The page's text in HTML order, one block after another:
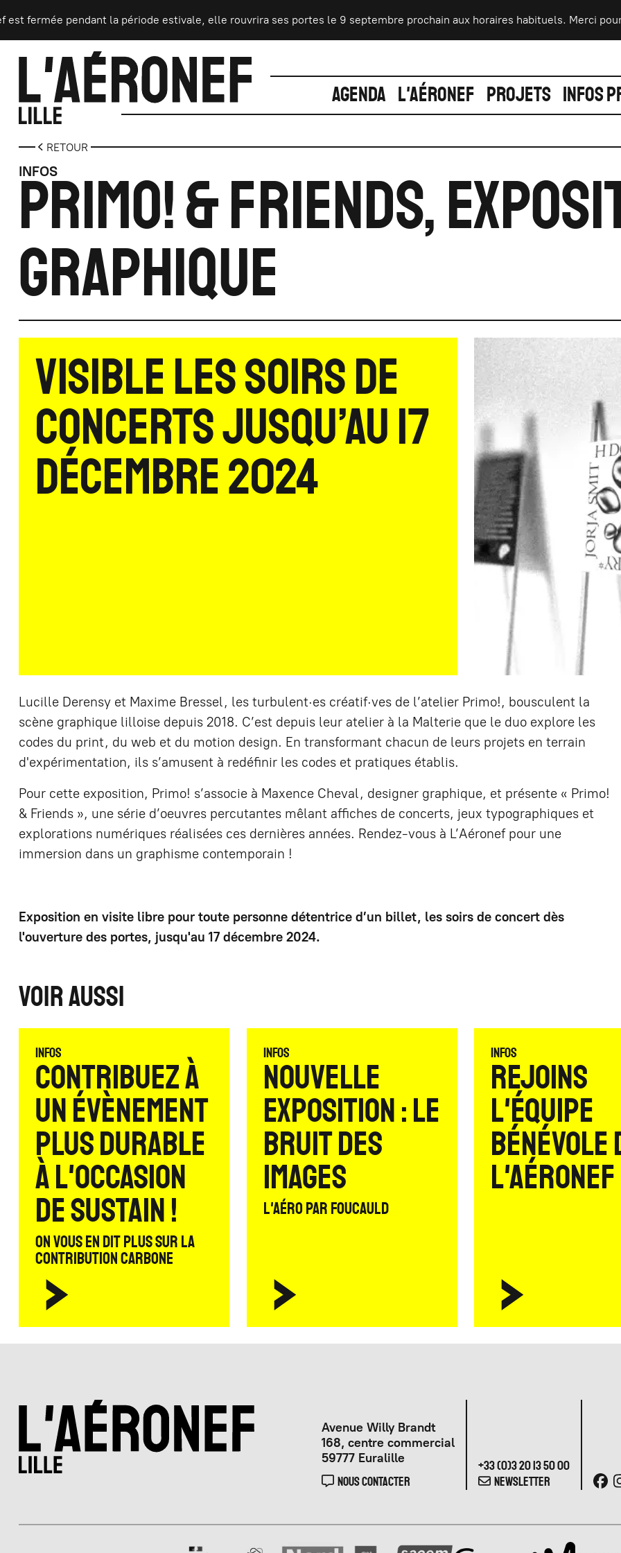
pendant la période estivale, elle rouvrira ses portes le 9 septembre prochain aux horaires habituels. Merci pour
AGENDA L'AÉRONEF PROJETS INFOS
RETOUR
INFOS
PRIMO! & FRIENDS,
graphique
Visible les soirs de
concerts jusqu’au 17
décembre 2024
Lucille Derensy et Maxime Bressel, les turbulent·es créatif·ves de l’atelier Primo!, bousculent la
scène graphique lilloise depuis 2018. C’est depuis leur atelier à la Malterie que le duo explore les
codes du print, du web et du motion design. En transformant chacun de leurs projets en terrain
d'expérimentation, ils s’amusent à redéfinir les codes et pratiques établis.
Pour cette exposition, Primo! s’associe à Maxence Cheval, designer graphique, et présente « Primo!
& Friends », une série d’oeuvres percutantes mêlant affiches de concerts, jeux typographiques et
explorations numériques réalisées ces dernières années. Rendez-vous à L’Aéronef pour une
immersion dans un graphisme contemporain !
Exposition en visite libre pour toute personne détentrice d’un billet, les soirs de concert dès
l'ouverture des portes, jusqu'au 17 décembre 2024.
Voir aussi
Infos
Contribuez à
un évènement
plus durable
à l'occasion
de Sustain !
On vous en dit plus sur la
contribution carbone
Infos
Nouvelle
exposition : Le
bruit des
images
L'Aéro par Foucauld
Infos
Rejoins
l'équipe
bénévole
L'Aéronef
Avenue Willy Brandt
168, centre commercial
59777 Euralille
NOUS CONTACTER
+33 (0)3 20 13 50 00
NEWSLETTER